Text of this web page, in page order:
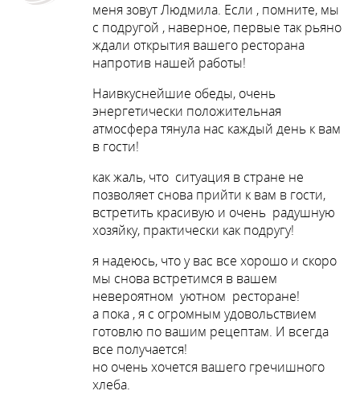
меня зовут Людмила. Если , помните, мы
с подругой , наверное, первые так рьяно
ждали открытия вашего ресторана
напротив нашей работы!
Наивкуснейшие обеды, очень
энергетически положительная
атмосфера тянула нас каждый день к вам
в гости!
как жаль, что ситуация в стране не
позволяет снова прийти к вам в гости,
встретить красивую и очень радушную
хозяйку, практически как подругу!
я надеюсь, что у вас все хорошо и скоро
мы снова встретимся в вашем
невероятном уютном ресторане!
а пока , я с огромным удовольствием
готовлю по вашим рецептам. И всегда
все получается!
но очень хочется вашего гречишного
хлеба.